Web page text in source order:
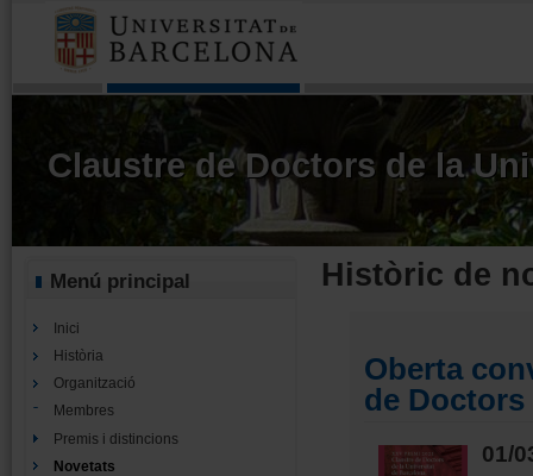
Claustre de Doctors de la
Menú principal
Inici
Història
Organització
Membres
Premis i distincions
Novetats
Històric de
Oberta
de Doctors
01/